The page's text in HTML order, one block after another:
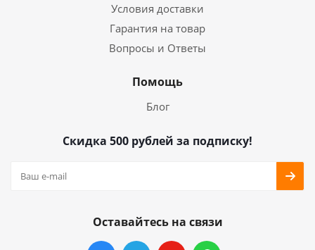
Условия доставки
Гарантия на товар
Вопросы и Ответы
Помощь
Блог
Скидка 500 рублей за подписку!
Оставайтесь на связи